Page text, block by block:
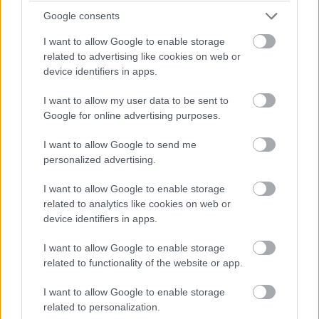
Google consents
I want to allow Google to enable storage
related to advertising like cookies on web or
device identifiers in apps.
I want to allow my user data to be sent to
Google for online advertising purposes.
I want to allow Google to send me
personalized advertising.
I want to allow Google to enable storage
related to analytics like cookies on web or
device identifiers in apps.
I want to allow Google to enable storage
related to functionality of the website or app.
I want to allow Google to enable storage
related to personalization.
miatt vizsgálják!
pályaelhagyása van az előtte haladó Porschének, szóval ő
többet kockáztathat, mint riválisa.
Fuocónak jelzik, hogy nyugodtan nyomja ki az autó
szemét, mert a 4. helynél hátrébb úgyse esik...
Fuoco otthagyja Giovinazzit és közelíti a második
helyen haladó Porschét. Kubica előnye 35 másodperc felett.